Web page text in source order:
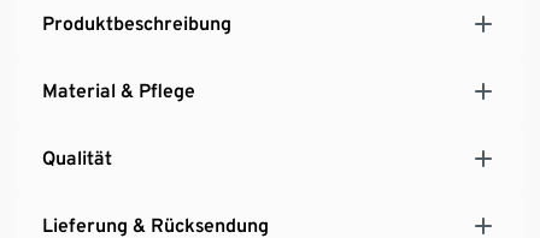
Produktbeschreibung
Material & Pflege
Qualität
Lieferung & Rücksendung